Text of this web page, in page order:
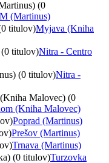
(0
(Martinus)
titulov)Myjava (Kniha
titulov)Nitra - Centro
(0 titulov)Nitra -
Malovec) (0
(Kniha Malovec)
Poprad (Martinus)
Prešov (Martinus)
Trnava (Martinus)
(0 titulov)Turzovka